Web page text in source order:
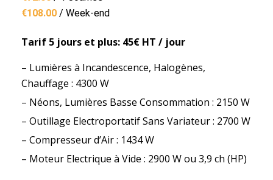
€108.00 / Week-end
Tarif 5 jours et plus: 45€ HT / jour
– Lumières à Incandescence, Halogènes,
Chauffage : 4300 W
– Néons, Lumières Basse Consommation : 2150 W
– Outillage Electroportatif Sans Variateur : 2700 W
– Compresseur d’Air : 1434 W
– Moteur Electrique à Vide : 2900 W ou 3,9 ch (HP)